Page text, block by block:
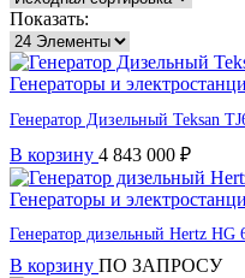
Показать:
Генераторы и
Генератор Дизельный Teksan
В корзину 4 843 000 ₽
Генераторы и
Генератор дизельный Hertz HG
В корзину ПО ЗАПРОСУ